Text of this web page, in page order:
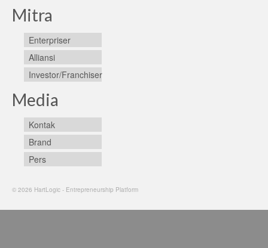
Mitra
Enterpriser
Alliansi
Investor/Franchiser
Media
Kontak
Brand
Pers
© 2026 HartLogic - Entrepreneurship Platform